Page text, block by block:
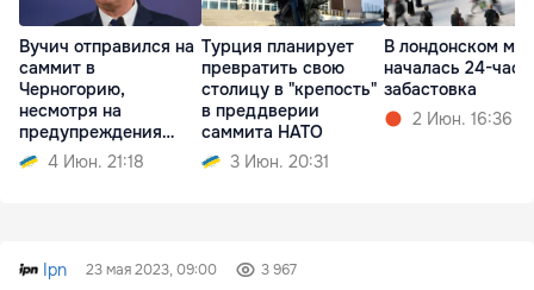
Вучич отправился на
саммит в
Черногорию,
несмотря на
предупреждения
разведки
4 Июн. 21:18
Турция планирует
превратить свою
столицу в "крепость"
в преддверии
саммита НАТО
3 Июн. 20:31
В лондонском
началась 24-
забастовка
2 Июн. 16:36
Ipn 23 мая 2023, 09:00 3 967